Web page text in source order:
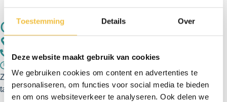
Toestemming Details Over
Deze website maakt gebruik van cookies
We gebruiken cookies om content en advertenties te
personaliseren, om functies voor social media te bieden
en om ons websiteverkeer te analyseren. Ook delen we
Graag meer informatie?
+31 76 - 78 511 50
Zaterdag alléén voor reparatie van uw kunstgebit bij ons
tandtechnisch lab aan het Dr Struyckenplein 61